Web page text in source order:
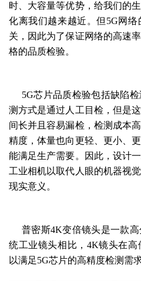
时、大容量等优势，给我们的
化离我们越来越近。但5G网
关，因此为了保证网络的高速
格的品质检验。
5G芯片品质检验包括缺陷检
测方式是通过人工目检，但是
间长并且容易漏检，检测成本
精度，体量也向更轻、更小、
能满足生产需要。因此， 设计
工业相机以取代人眼的机器视觉
现实意义。
普密斯4K变倍镜头是一款
统工业镜头相比， 4K镜头在高
以满足5G芯片的高精度检测需求